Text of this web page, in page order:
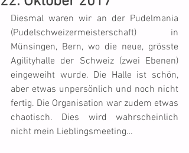
Diesmal waren wir an der Pudelmania
(Pudelschweizermeisterschaft) in
Münsingen, Bern, wo die neue, grösste
Agilityhalle der Schweiz (zwei Ebenen)
eingeweiht wurde. Die Halle ist schön,
aber etwas unpersönlich und noch nicht
fertig. Die Organisation war zudem etwas
chaotisch. Dies wird wahrscheinlich
nicht mein Lieblingsmeeting…